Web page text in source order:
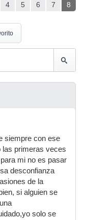
4 5 6 7 8
siempre con ese
las primeras veces
mi no es pasar
desconfianza
de la
si alguien se
solo se